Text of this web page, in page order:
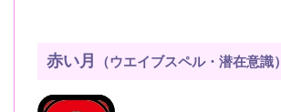
赤い月 （ウエイブスペル・潜在意識）